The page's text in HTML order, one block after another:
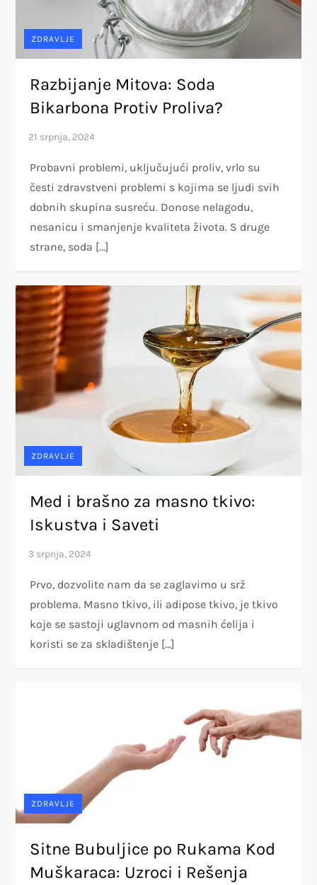
ZDRAVLJE
Razbijanje Mitova: Soda
Bikarbona Protiv Proliva?
Probavni problemi, uključujući proliv, vrlo su
česti zdravstveni problemi s kojima se ljudi svih
dobnih skupina susreću. Donose nelagodu,
nesanicu i smanjenje kvaliteta života. S druge
strane, soda […]
ZDRAVLJE
Med i brašno za masno tkivo:
Iskustva i Saveti
Prvo, dozvolite nam da se zaglavimo u srž
problema. Masno tkivo, ili adipose tkivo, je tkivo
koje se sastoji uglavnom od masnih ćelija i
koristi se za skladištenje […]
ZDRAVLJE
Sitne Bubuljice po Rukama Kod
Muškaraca: Uzroci i Rešenja